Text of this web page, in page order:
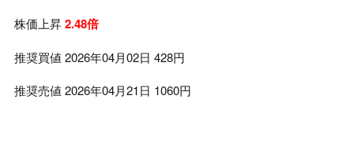
株価上昇2.48倍
推奨買値 2026年04月02日 428円
推奨売値 2026年04月21日 1060円